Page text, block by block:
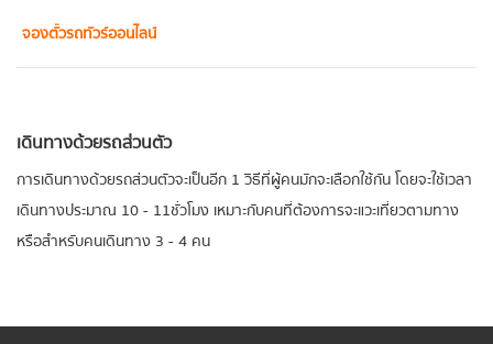
จองตั๋วรถทัวร์ออนไลน์
เดินทางด้วยรถส่วนตัว
การเดินทางด้วยรถส่วนตัวจะเป็นอีก 1 วิธีที่ผู้คนมักจะเลือกใช้กัน โดยจะใช้เวลา
เดินทางประมาณ 10 - 11 ชั่วโมง เหมาะกับคนที่ต้องการจะแวะเที่ยวตามทาง
หรือสำหรับคนเดินทาง 3 - 4 คน